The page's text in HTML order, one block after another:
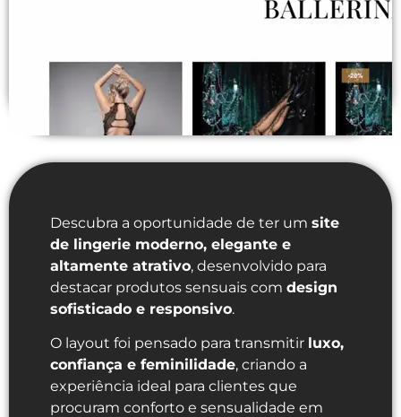
Descubra a oportunidade de ter umsite
de lingerie moderno, elegante e
altamente atrativo, desenvolvido para
destacar produtos sensuais comdesign
sofisticado e responsivo.
O layout foi pensado para transmitir luxo,
confiança e feminilidade, criando a
experiência ideal para clientes que
procuram conforto e sensualidade em